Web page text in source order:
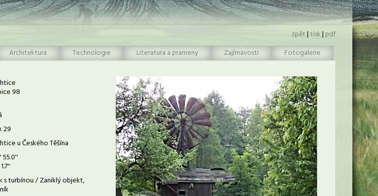
zpět|tisk|pdf
Architektura Technologie Literatura a prameny Zajímavosti Fotogalerie
98
29
u Českého Těšína
55.0''
s turbínou / Zaniklý objekt,